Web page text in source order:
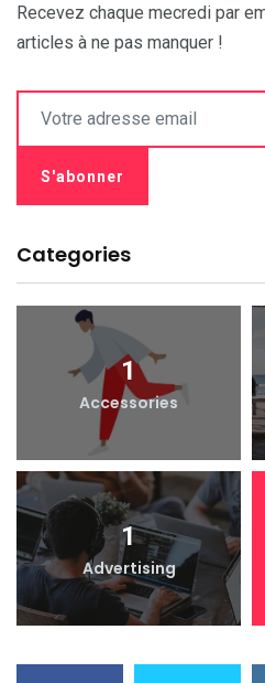
Recevez chaque mecredi par
articles à ne pas manquer !
Categories
1
Accessories
1
Advertising